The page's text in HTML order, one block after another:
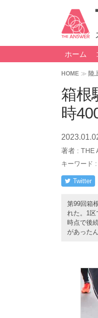
ホーム
HOME 陸
箱根
時
著者 : THE
キーワード :
Twitter
第99回箱
れた。1区
時点で後
があった